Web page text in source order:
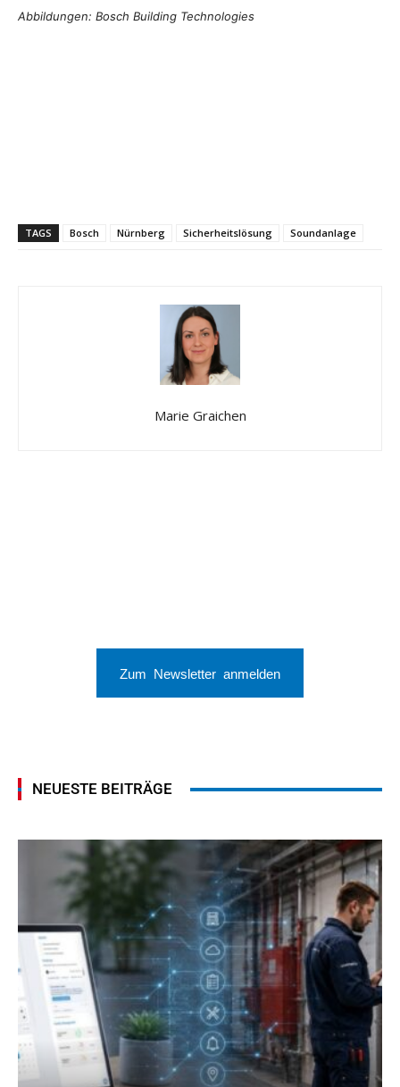
Abbildungen: Bosch Building Technologies
TAGS Bosch Nürnberg Sicherheitslösung Soundanlage
Marie Graichen
Zum Newsletter anmelden
NEUESTE BEITRÄGE